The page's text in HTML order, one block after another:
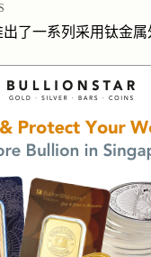
了一系列采用钛金属